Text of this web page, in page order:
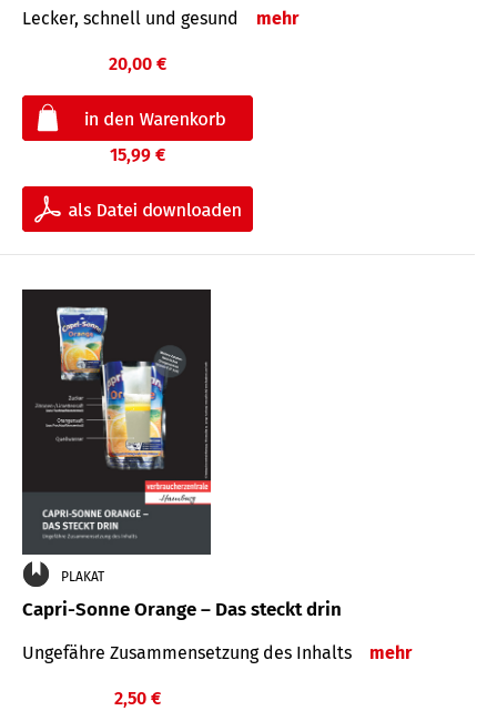
Lecker, schnell und gesund mehr
20,00 €
15,99 €
PLAKAT
Capri-Sonne Orange – Das steckt drin
Ungefähre Zu­sammen­setzung des Inhalts mehr
2,50 €